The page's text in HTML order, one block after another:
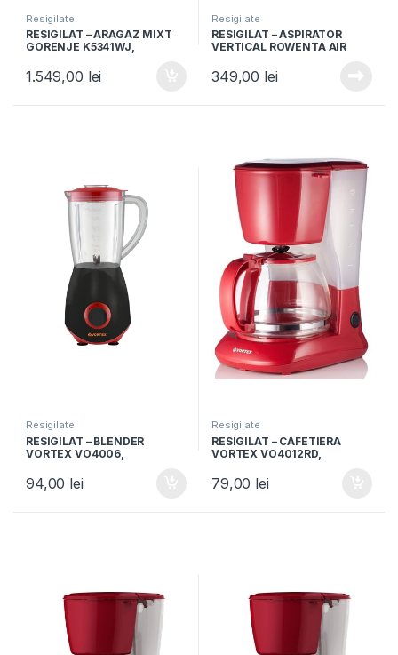
Resigilate
RESIGILAT – ARAGAZ MIXT
GORENJE K5341WJ,
Cuptor electric, 9 functii,
Clasa A, Grill, Alb
1.549,00 lei
Resigilate
RESIGILAT – ASPIRATOR
VERTICAL ROWENTA AIR
Recipient 0.65L
349,00 lei
Resigilate
RESIGILAT – BLENDER
VORTEX VO4006,
600W, 2 trepte viteza,
Negru/Rosu
94,00 lei
Resigilate
RESIGILAT – CAFETIERA
VORTEX VO4012RD,
cesti, Rosu
79,00 lei